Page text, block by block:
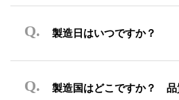
製造日はいつですか？
製造国はどこですか？ 品